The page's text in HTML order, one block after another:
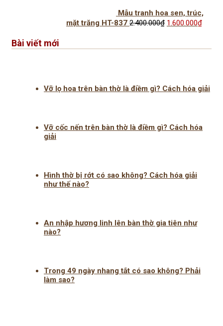
Mẫu tranh hoa sen, trúc,
mặt trăng HT-837 2.400.000₫ Giá
2.400.000₫.
1.600.000₫Giá
là:
Bài viết mới
Vỡ lọ hoa trên bàn thờ là điềm gì? Cách hóa giải
Vỡ cốc nến trên bàn thờ là điềm gì? Cách hóa
giải
Hình thờ bị rớt có sao không? Cách hóa giải
như thế nào?
An nhập hương linh lên bàn thờ gia tiên như
nào?
Trong 49 ngày nhang tắt có sao không? Phải
làm sao?